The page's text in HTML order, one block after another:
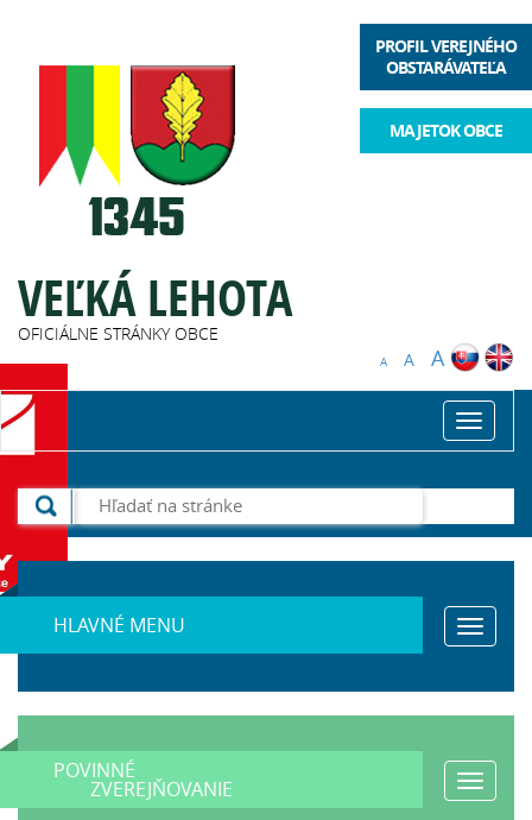
VEĽKÁ LEHOTA
OFICIÁLNE STRÁNKY OBCE
PROFIL VEREJNÉHO
OBSTARÁVATEĽA
MAJETOK OBCE
A A A
Toggle
HLAVNÉ MENU
Toggle
POVINNÉ
ZVEREJŇOVANIE
Toggle